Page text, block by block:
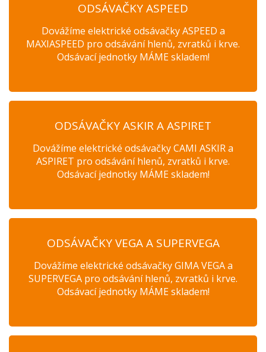
ODSÁVAČKY ASPEED
Dovážíme elektrické odsávačky ASPEED a
MAXIASPEED pro odsávání hlenů, zvratků i krve.
Odsávací jednotky MÁME skladem!
ODSÁVAČKY ASKIR A ASPIRET
Dovážíme elektrické odsávačky CAMI ASKIR a
ASPIRET pro odsávání hlenů, zvratků i krve.
Odsávací jednotky MÁME skladem!
ODSÁVAČKY VEGA A SUPERVEGA
Dovážíme elektrické odsávačky GIMA VEGA a
SUPERVEGA pro odsávání hlenů, zvratků i krve.
Odsávací jednotky MÁME skladem!